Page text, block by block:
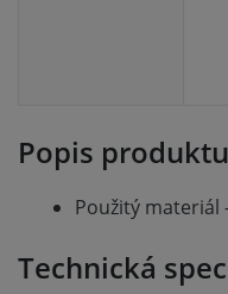
Popis produktu
Použitý materiál
Technická